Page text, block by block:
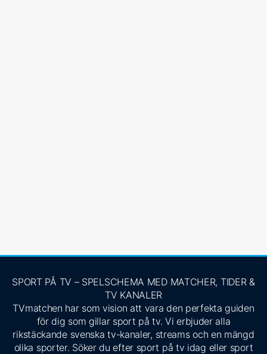
SPORT PÅ TV – SPELSCHEMA MED MATCHER, TIDER &
TV KANALER
TVmatchen har som vision att vara den perfekta guiden
för dig som gillar sport på tv. Vi erbjuder alla
rikstäckande svenska tv-kanaler, streams och en mängd
olika sporter. Söker du efter sport på tv idag eller sport